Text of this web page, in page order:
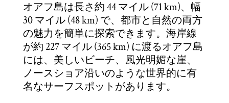
オアフ島は長さ約 44 マイル (71 km)、幅
30 マイル (48 km) で、都市と自然の両方
の魅力を簡単に探索できます。海岸線
が約 227 マイル (365 km) に渡るオアフ島
には、美しいビーチ、風光明媚な崖、
ノースショア沿いのような世界的に有
名なサーフスポットがあります。